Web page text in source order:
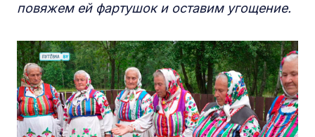
повяжем ей фартушок и оставим угощение.